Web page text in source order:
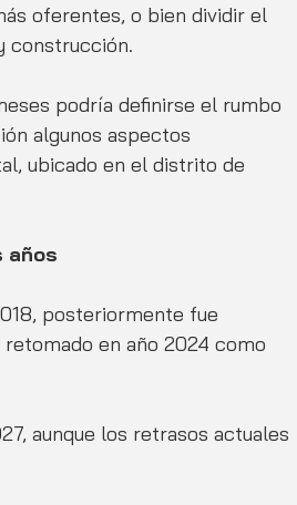
oferentes, o bien dividir el
construcción.
podría definirse el rumbo
algunos aspectos
ubicado en el distrito de
años
posteriormente fue
en año 2024 como
aunque los retrasos actuales